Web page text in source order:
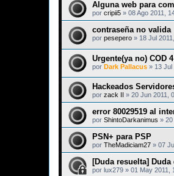
Alguna web para
por cripii5 » 08 Ago 2011,
contraseña no valida
por pesepero » 18 Jul
Urgente(ya no) COD 4
por Dark Pallacus » 13 Jul
Hackeados
por zack II » 20 Jun 2011,
error 80029519 al
por ShintoDarkanimus » 20
PSN+ para PSP
por TheMadiciam27 » 07
[Duda resuelta]
por lux279 » 01 May 2011,